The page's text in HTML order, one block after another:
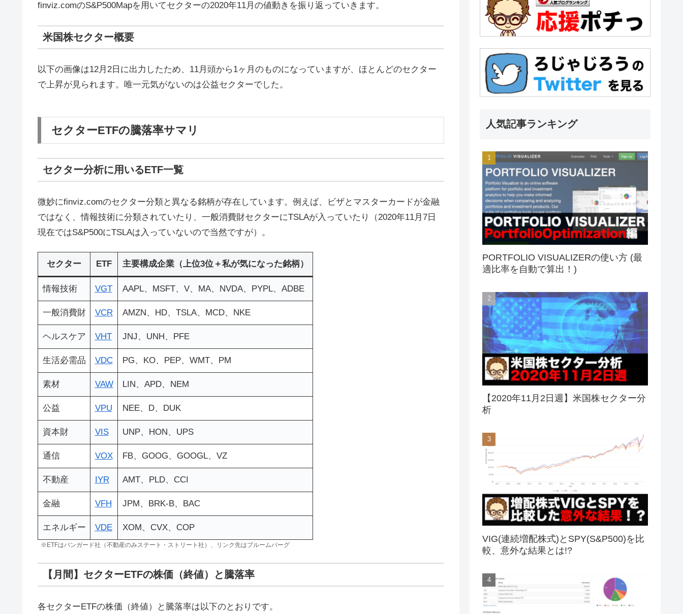
finviz.comのS&P500Mapを用いてセクターの2020年11月の値動きを振り返っていきます。
米国株セクター概要
以下の画像は12月2日に出力したため、11月頭から1ヶ月のものになっていますが、ほとんどのセクター
で上昇が見られます。唯一元気がないのは公益セクターでした。
セクターETFの騰落率サマリ
セクター分析に用いるETF一覧
微妙にfinviz.comのセクター分類と異なる銘柄が存在しています。例えば、ビザとマスターカードが金融
ではなく、情報技術に分類されていたり、一般消費財セクターにTSLAが入っていたり（2020年11月7日
現在ではS&P500にTSLAは入っていないので当然ですが）。
セクター ETF 主要構成企業（上位3位＋私が気になった銘柄）
情報技術 VGT AAPL、MSFT、V、MA、NVDA、PYPL、ADBE
一般消費財 VCR AMZN、HD、TSLA、MCD、NKE
ヘルスケア VHT JNJ、UNH、PFE
生活必需品 VDC PG、KO、PEP、WMT、PM
素材 VAW LIN、APD、NEM
公益 VPU NEE、D、DUK
資本財 VIS UNP、HON、UPS
通信 VOX FB、GOOG、GOOGL、VZ
不動産 IYR AMT、PLD、CCI
金融 VFH JPM、BRK-B、BAC
エネルギー VDE XOM、CVX、COP
※ETFはバンガード社（不動産のみステート・ストリート社）、リンク先はブルームバーグ
【月間】セクターETFの株価（終値）と騰落率
各セクターETFの株価（終値）と騰落率は以下のとおりです。
人気記事ランキング
PORTFOLIO VISUALIZERの使い方 (最
適比率を自動で算出！)
【2020年11月2日週】米国株セクター分
析
VIG(連続増配株式)とSPY(S&P500)を比
較、意外な結果とは!?